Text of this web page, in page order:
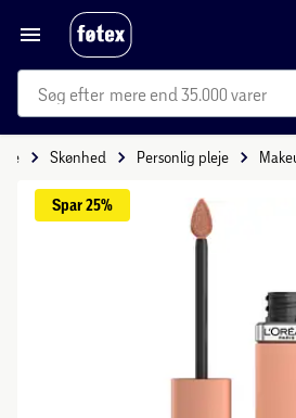
mere end 35.000 varer
Skønhed Personlig pleje
Spar 25%